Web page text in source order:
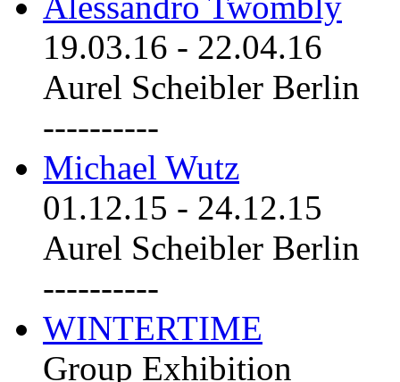
19.03.16 - 22.04.16
Aurel Scheibler Berlin
----------
Michael Wutz
01.12.15 - 24.12.15
Aurel Scheibler Berlin
----------
WINTERTIME
Group Exhibition